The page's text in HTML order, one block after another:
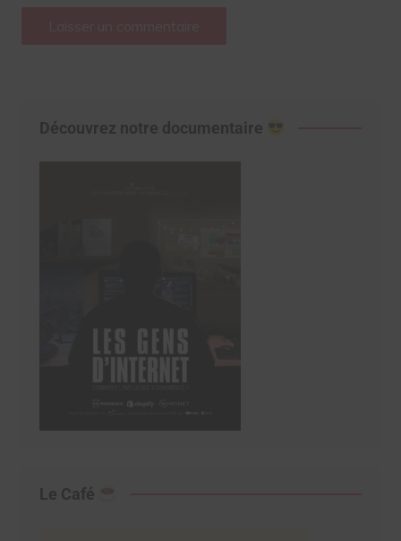
Découvrez notre documentaire
Le Café